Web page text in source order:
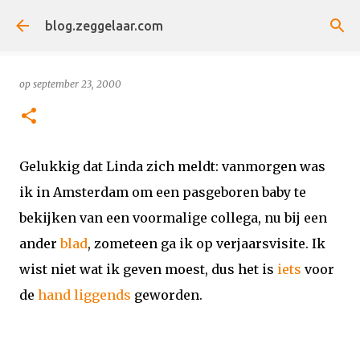
Doorgaan naar hoofdcontent
blog.zeggelaar.com
op september 23, 2000
Gelukkig dat Linda zich meldt: vanmorgen was
ik in Amsterdam om een pasgeboren baby te
bekijken van een voormalige collega, nu bij een
anderblad, zometeen ga ik op verjaarsvisite. Ik
wist niet wat ik geven moest, dus het is iets voor
de hand liggends geworden.